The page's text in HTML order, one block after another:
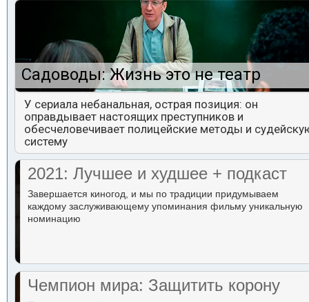
Садоводы: Жизнь это не театр
У сериала небанальная, острая позиция: он
оправдывает настоящих преступников и
обесчеловечивает полицейские методы и
систему
2021: Лучшее и худшее + подкаст
Завершается киногод, и мы по традиции придумываем
каждому заслуживающему упоминания фильму уникальную
номинацию
Чемпион мира: Защитить корону